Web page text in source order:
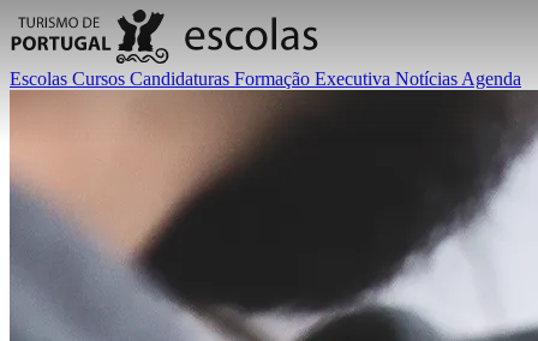
Escolas Cursos Candidaturas Formação Executiva Notícias Agenda